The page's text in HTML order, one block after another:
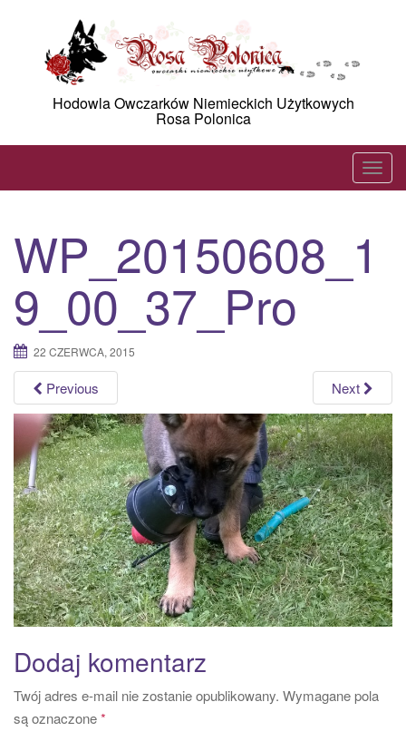
Hodowla Owczarków Niemieckich Użytkowych
Rosa Polonica
T
o
i
g
a
t
i
o
n
WP_20150608_1
9_00_37_Pro
22 CZERWCA, 2015
Previous Next
Dodaj komentarz
Twój adres e-mail nie zostanie opublikowany. Wymagane pola
są oznaczone*